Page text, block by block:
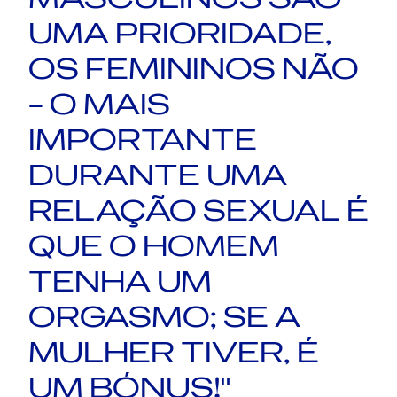
UMA PRIORIDADE,
OS FEMININOS NÃO
– O MAIS
IMPORTANTE
DURANTE UMA
RELAÇÃO SEXUAL É
QUE O HOMEM
TENHA UM
ORGASMO; SE A
MULHER TIVER, É
UM BÓNUS!"